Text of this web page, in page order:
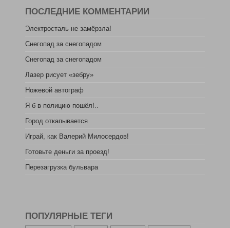
ПОСЛЕДНИЕ КОММЕНТАРИИ
Электросталь не замёрзла!
Снегопад за снегопадом
Снегопад за снегопадом
Лазер рисует «зебру»
Ножевой автограф
Я б в полицию пошёл!..
Город откапывается
Играй, как Валерий Милосердов!
Готовьте деньги за проезд!
Перезагрузка бульвара
ПОПУЛЯРНЫЕ ТЕГИ